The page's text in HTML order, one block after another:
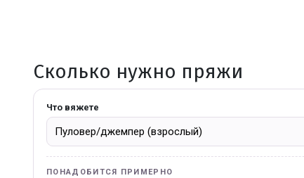
Сколько нужно пряжи
Что вяжете
ПОНАДОБИТСЯ ПРИМЕРНО